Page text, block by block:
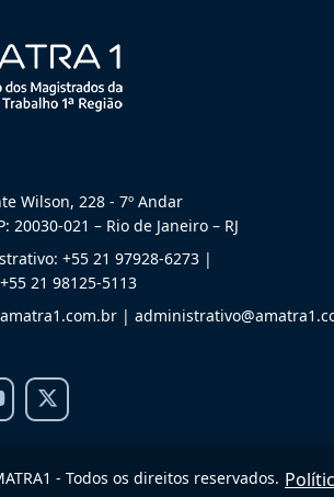
Wilson, 228 - 7º Andar
20030-021 – Rio de Janeiro – RJ
+55 21 97928-6273 |
21 98125-5113
|
- Todos os direitos reservados.